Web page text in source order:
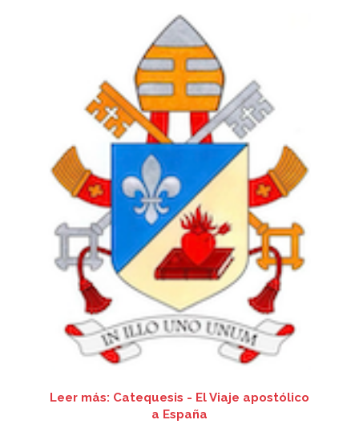
Leer más: Catequesis - El Viaje apostólico
a España